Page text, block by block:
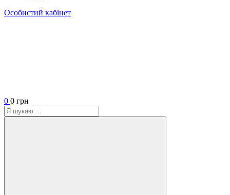
Особистий кабінет
0 0 грн